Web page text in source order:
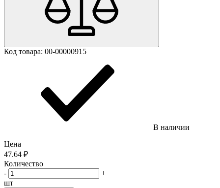
Код товара: 00-00000915
В наличии
Цена
47.64 ₽
Количество
-
+
шт